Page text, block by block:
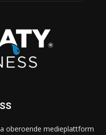
oberoende medieplattform